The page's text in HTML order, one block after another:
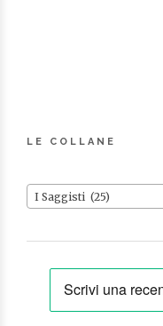
LE COLLANE
I Saggisti (25)